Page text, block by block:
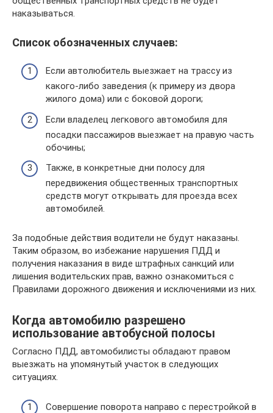
наказываться.
Список обозначенных случаев:
Если автолюбитель выезжает на трассу из
какого-либо заведения (к примеру из двора
жилого дома) или с боковой дороги;
Если владелец легкового автомобиля для
посадки пассажиров выезжает на правую часть
обочины;
Также, в конкретные дни полосу для
передвижения общественных транспортных
средств могут открывать для проезда всех
автомобилей.
За подобные действия водители не будут наказаны.
Таким образом, во избежание нарушения ПДД и
получения наказания в виде штрафных санкций или
лишения водительских прав, важно ознакомиться с
Правилами дорожного движения и исключениями из них.
Когда автомобилю разрешено
использование автобусной полосы
Согласно ПДД, автомобилисты обладают правом
выезжать на упомянутый участок в следующих
ситуациях.
Совершение поворота направо с перестройкой в